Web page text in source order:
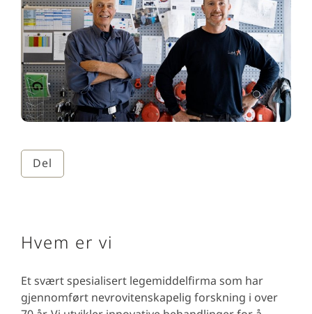
Del
Hvem er vi
Et svært spesialisert legemiddelfirma som har
gjennomført nevrovitenskapelig forskning i over